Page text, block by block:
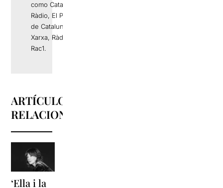
como Catalunya
Ràdio, El Periódico
de Catalunya, La
Xarxa, Ràdio 4 o
Rac1.
ARTÍCULOS
RELACIONADOS
‘Ella i la